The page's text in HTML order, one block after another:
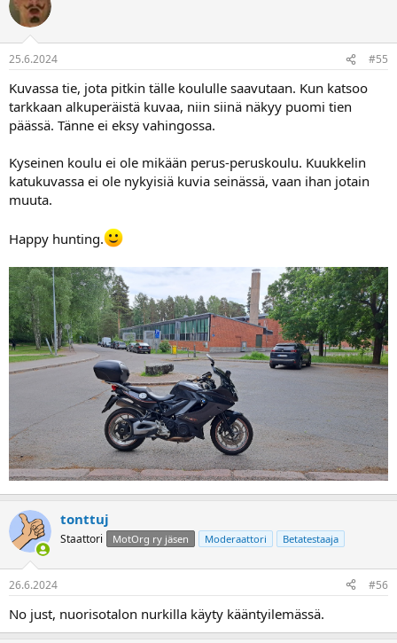
25.6.2024 #55
Kuvassa tie, jota pitkin tälle koululle saavutaan. Kun katsoo
tarkkaan alkuperäistä kuvaa, niin siinä näkyy puomi tien
päässä. Tänne ei eksy vahingossa.
Kyseinen koulu ei ole mikään perus-peruskoulu. Kuukkelin
katukuvassa ei ole nykyisiä kuvia seinässä, vaan ihan jotain
muuta.
Happy hunting.
tonttuj
Staattori MotOrg ry jäsen Moderaattori Betatestaaja
26.6.2024 #56
No just, nuorisotalon nurkilla käyty kääntyilemässä.